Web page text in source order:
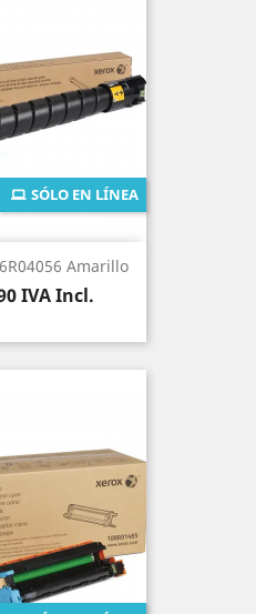
Amarillo
IVA Incl.
SÓLO EN LÍNEA